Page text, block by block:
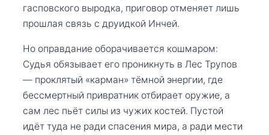
гасповского выродка, приговор отменяет лишь
прошлая связь с друидкой Инчей.
Но оправдание оборачивается кошмаром:
Судья обязывает его проникнуть в Лес Трупов
— проклятый «карман» тёмной энергии, где
бессмертный привратник отбирает оружие, а
сам лес пьёт силы из чужих костей. Пустой
идёт туда не ради спасения мира, а ради мести